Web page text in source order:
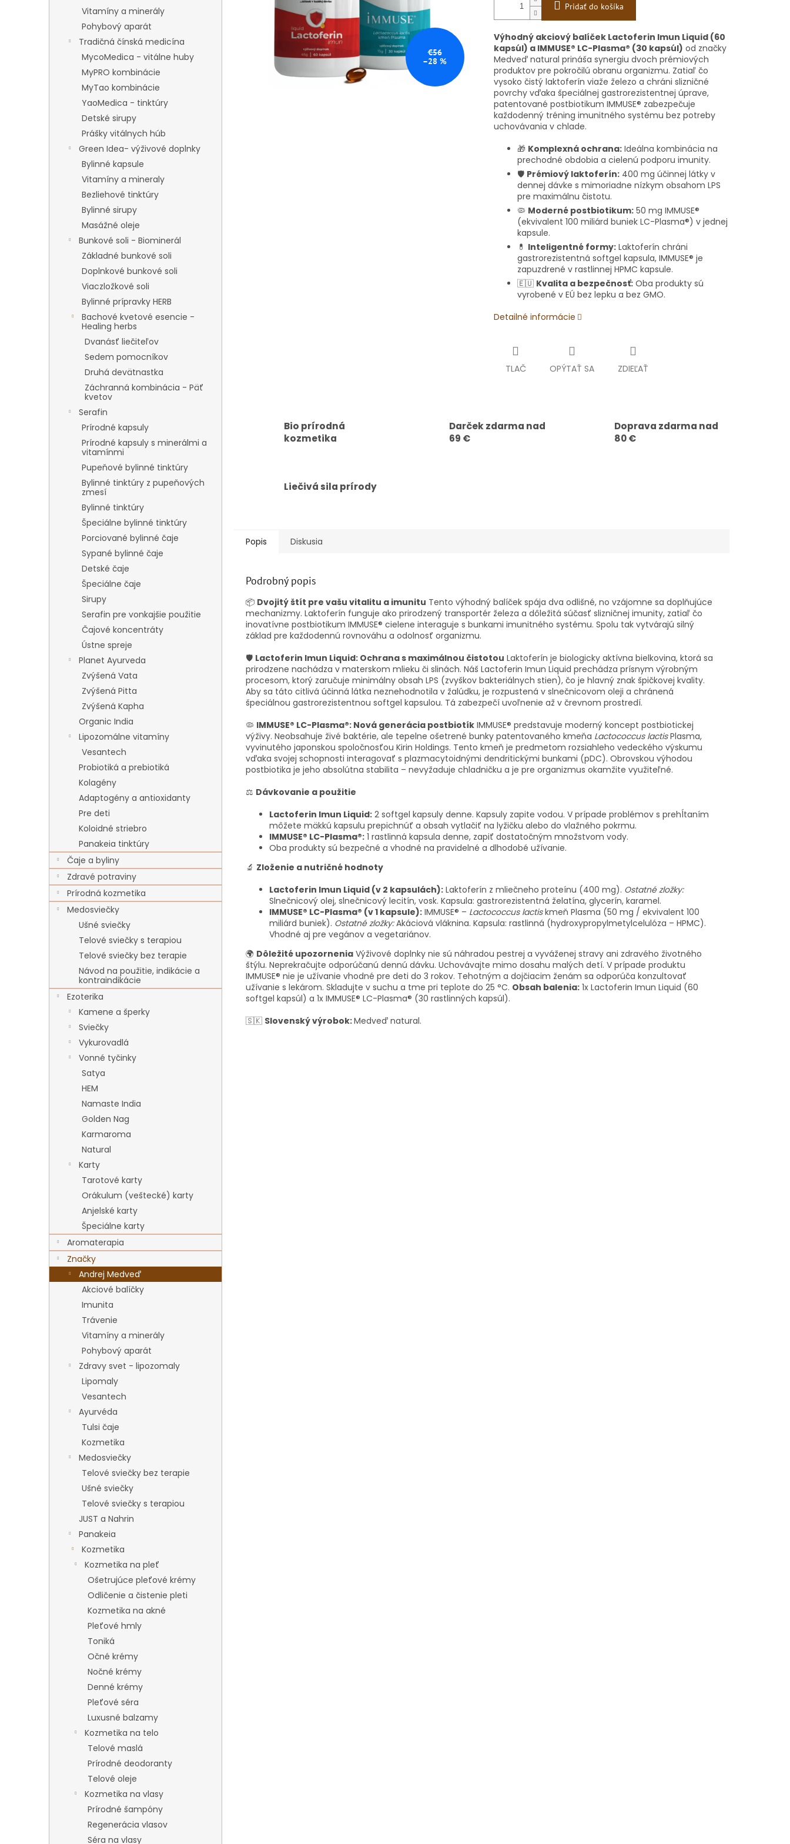
Vitamíny a minerály
Pohybový aparát
Tradičná čínská medicína
MycoMedica - vitálne huby
MyPRO kombinácie
MyTao kombinácie
YaoMedica - tinktúry
Detské sirupy
Prášky vitálnych húb
Green Idea- výživové doplnky
Bylinné kapsule
Vitamíny a mineraly
Bezliehové tinktúry
Bylinné sirupy
Masážné oleje
Bunkové soli - Biominerál
Základné bunkové soli
Doplnkové bunkové soli
Viaczložkové soli
Bylinné prípravky HERB
Bachové kvetové esencie -
Healing herbs
Dvanásť liečiteľov
Sedem pomocníkov
Druhá devätnastka
Záchranná kombinácia - Päť
kvetov
Serafin
Prírodné kapsuly
Prírodné kapsuly s minerálmi a
vitamínmi
Pupeňové bylinné tinktúry
Bylinné tinktúry z pupeňových
zmesí
Bylinné tinktúry
Špeciálne bylinné tinktúry
Porciované bylinné čaje
Sypané bylinné čaje
Detské čaje
Špeciálne čaje
Sirupy
Serafin pre vonkajšie použitie
Čajové koncentráty
Ústne spreje
Planet Ayurveda
Zvýšená Vata
Zvýšená Pitta
Zvýšená Kapha
Organic India
Lipozomálne vitamíny
Vesantech
Probiotiká a prebiotiká
Kolagény
Adaptogény a antioxidanty
Pre deti
Koloidné striebro
Panakeia tinktúry
Čaje a byliny
Zdravé potraviny
Prírodná kozmetika
Medosviečky
Ušné sviečky
Telové sviečky s terapiou
Telové sviečky bez terapie
Návod na použitie, indikácie a
kontraindikácie
Ezoterika
Kamene a šperky
Sviečky
Vykurovadlá
Vonné tyčinky
Satya
HEM
Namaste India
Golden Nag
Karmaroma
Natural
Karty
Tarotové karty
Orákulum (veštecké) karty
Anjelské karty
Špeciálne karty
Aromaterapia
Značky
Andrej Medveď
Akciové balíčky
Imunita
Trávenie
Vitamíny a minerály
Pohybový aparát
Zdravy svet - lipozomaly
Lipomaly
Vesantech
Ayurvéda
Tulsi čaje
Kozmetika
Medosviečky
Telové sviečky bez terapie
Ušné sviečky
Telové sviečky s terapiou
JUST a Nahrin
Panakeia
Kozmetika
Kozmetika na pleť
Ošetrujúce pleťové krémy
Odličenie a čistenie pleti
Kozmetika na akné
Pleťové hmly
Toniká
Očné krémy
Nočné krémy
Denné krémy
Pleťové séra
Luxusné balzamy
Kozmetika na telo
Telové maslá
Prírodné deodoranty
Telové oleje
Kozmetika na vlasy
Prírodné šampóny
Regenerácia vlasov
Séra na vlasy
€56
–28 %
Pridať do košíka
Výhodný akciový balíček Lactoferin Imun Liquid (60
kapsúl) a IMMUSE® LC-Plasma® (30 kapsúl) od značky
Medveď natural prináša synergiu dvoch prémiových
produktov pre pokročilú obranu organizmu. Zatiaľ čo
vysoko čistý laktoferín viaže železo a chráni slizničné
povrchy vďaka špeciálnej gastrorezistentnej úprave,
patentované postbiotikum IMMUSE® zabezpečuje
každodenný tréning imunitného systému bez potreby
uchovávania v chlade.
🎁 Komplexná ochrana:Ideálna kombinácia na
prechodné obdobia a cielenú podporu imunity.
🛡️ Prémiový laktoferín:400 mg účinnej látky v
dennej dávke s mimoriadne nízkym obsahom LPS
pre maximálnu čistotu.
🦠 Moderné postbiotikum:50 mg IMMUSE®
(ekvivalent 100 miliárd buniek LC-Plasma®) v jednej
kapsule.
💊 Inteligentné formy:Laktoferín chráni
gastrorezistentná softgel kapsula, IMMUSE® je
zapuzdrené v rastlinnej HPMC kapsule.
🇪🇺 Kvalita a bezpečnosť:Oba produkty sú
vyrobené v EÚ bez lepku a bez GMO.
Detailné informácie
TLAČ OPÝTAŤ SA ZDIEĽAŤ
Bio prírodná
kozmetika
Darček zdarma nad
69 €
Doprava zdarma nad
80 €
Liečivá sila prírody
Popis Diskusia
Podrobný popis
📦 Dvojitý štít pre vašu vitalitu a imunitu Tento výhodný balíček spája dva odlišné, no vzájomne sa doplňujúce
mechanizmy. Laktoferín funguje ako prirodzený transportér železa a dôležitá súčasť slizničnej imunity, zatiaľ čo
inovatívne postbiotikum IMMUSE® cielene interaguje s bunkami imunitného systému. Spolu tak vytvárajú silný
základ pre každodennú rovnováhu a odolnosť organizmu.
🛡️ Lactoferin Imun Liquid: Ochrana s maximálnou čistotou Laktoferín je biologicky aktívna bielkovina, ktorá sa
prirodzene nachádza v materskom mlieku či slinách. Náš Lactoferin Imun Liquid prechádza prísnym výrobným
procesom, ktorý zaručuje minimálny obsah LPS (zvyškov bakteriálnych stien), čo je hlavný znak špičkovej kvality.
Aby sa táto citlivá účinná látka neznehodnotila v žalúdku, je rozpustená v slnečnicovom oleji a chránená
špeciálnou gastrorezistentnou softgel kapsulou. Tá zabezpečí uvoľnenie až v črevnom prostredí.
🦠 IMMUSE® LC-Plasma®: Nová generácia postbiotík IMMUSE® predstavuje moderný koncept postbiotickej
výživy. Neobsahuje živé baktérie, ale tepelne ošetrené bunky patentovaného kmeňa Lactococcus lactisPlasma,
vyvinutého japonskou spoločnosťou Kirin Holdings. Tento kmeň je predmetom rozsiahleho vedeckého výskumu
vďaka svojej schopnosti interagovať s plazmacytoidnými dendritickými bunkami (pDC). Obrovskou výhodou
postbiotika je jeho absolútna stabilita – nevyžaduje chladničku a je pre organizmus okamžite využiteľné.
⚖️ Dávkovanie a použitie
Lactoferin Imun Liquid: 2 softgel kapsuly denne. Kapsuly zapite vodou. V prípade problémov s prehĺtaním
môžete mäkkú kapsulu prepichnúť a obsah vytlačiť na lyžičku alebo do vlažného pokrmu.
IMMUSE® LC-Plasma®: 1 rastlinná kapsula denne, zapiť dostatočným množstvom vody.
Oba produkty sú bezpečné a vhodné na pravidelné a dlhodobé užívanie.
🔬 Zloženie a nutričné hodnoty
Lactoferin Imun Liquid (v 2 kapsulách): Laktoferín z mliečneho proteínu (400 mg). Ostatné zložky:
Slnečnicový olej, slnečnicový lecitín, vosk. Kapsula: gastrorezistentná želatína, glycerín, karamel.
IMMUSE® LC-Plasma® (v 1 kapsule): IMMUSE® – Lactococcus lactiskmeň Plasma (50 mg / ekvivalent 100
miliárd buniek). Ostatné zložky:Akáciová vláknina. Kapsula: rastlinná (hydroxypropylmetylcelulóza – HPMC).
Vhodné aj pre vegánov a vegetariánov.
🌍 Dôležité upozornenia Výživové doplnky nie sú náhradou pestrej a vyváženej stravy ani zdravého životného
štýlu. Neprekračujte odporúčanú dennú dávku. Uchovávajte mimo dosahu malých detí. V prípade produktu
IMMUSE® nie je užívanie vhodné pre deti do 3 rokov. Tehotným a dojčiacim ženám sa odporúča konzultovať
užívanie s lekárom. Skladujte v suchu a tme pri teplote do 25 °C. Obsah balenia: 1x Lactoferin Imun Liquid (60
softgel kapsúl) a 1x IMMUSE® LC-Plasma® (30 rastlinných kapsúl).
🇸🇰 Slovenský výrobok:Medveď natural.